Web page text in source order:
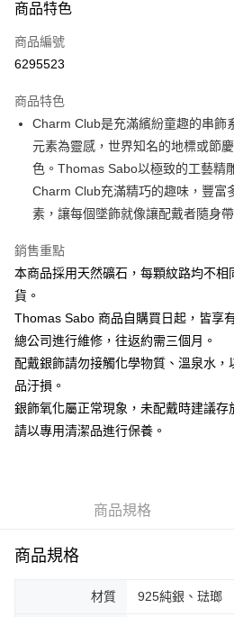
信用卡一次付款
Apple Pay
ATM付款
運送方式
黑貓宅急便
每筆NT$100，滿NT$3,000(含以上)免
商品特色
商品編號
6295523
商品特色
Charm Club是充滿繽紛童趣的串飾
元素為靈感，世界知名的地標或節
色。Thomas Sabo以極致的工藝精
Charm Club充滿精巧的趣味，豐富
素，讓每個墜飾就像讓配戴者隨身
銷售重點
本商品採用天然礦石，每顆紋路均不
貨。
Thomas Sabo 商品自購買日起，皆享
總公司進行維修，往返約需三個月。
配戴銀飾請勿接觸化學物質、溫泉水
品汙損。
銀飾氧化屬正常現象，未配戴時建議
請以專用清潔品進行保養。
商品規格
商品規格
材質 925純銀、琺瑯